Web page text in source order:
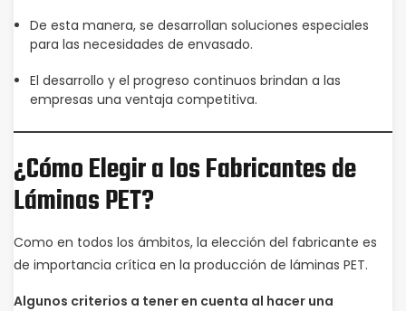
De esta manera, se desarrollan soluciones especiales
para las necesidades de envasado.
El desarrollo y el progreso continuos brindan a las
empresas una ventaja competitiva.
¿Cómo Elegir a los Fabricantes de
Láminas PET?
Como en todos los ámbitos, la elección del fabricante es
de importancia crítica en la producción de láminas PET.
Algunos criterios a tener en cuenta al hacer una